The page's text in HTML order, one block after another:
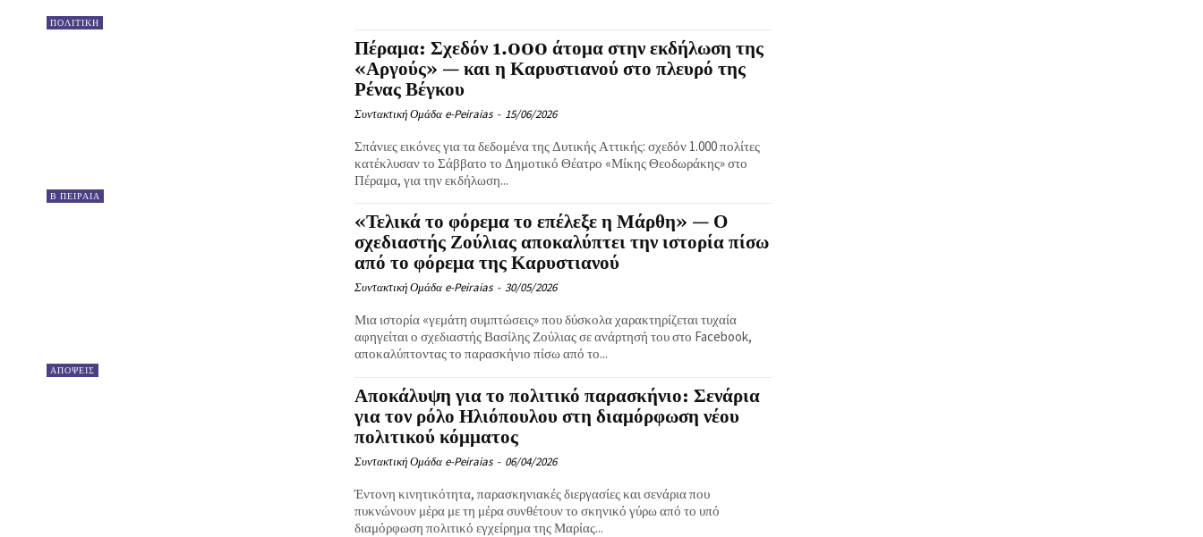
ΠΟΛΙΤΙΚΗ
Β ΠΕΙΡΑΙΑ
Πέραμα: Σχεδόν 1.000 άτομα στην εκδήλωση της
«Αργούς» — και η Καρυστιανού στο πλευρό της
Ρένας Βέγκου
Συντακτική Ομάδα e-Peiraias - 15/06/2026
Σπάνιες εικόνες για τα δεδομένα της Δυτικής Αττικής: σχεδόν 1.000 πολίτες
κατέκλυσαν το Σάββατο το Δημοτικό Θέατρο «Μίκης Θεοδωράκης» στο
Πέραμα, για την εκδήλωση...
ΑΠΟΨΕΙΣ
«Τελικά το φόρεμα το επέλεξε η Μάρθη» — Ο
σχεδιαστής Ζούλιας αποκαλύπτει την ιστορία πίσω
από το φόρεμα της Καρυστιανού
Συντακτική Ομάδα e-Peiraias - 30/05/2026
Μια ιστορία «γεμάτη συμπτώσεις» που δύσκολα χαρακτηρίζεται τυχαία
αφηγείται ο σχεδιαστής Βασίλης Ζούλιας σε ανάρτησή του στο Facebook,
αποκαλύπτοντας το παρασκήνιο πίσω από το...
Αποκάλυψη για το πολιτικό παρασκήνιο: Σενάρια
για τον ρόλο Ηλιόπουλου στη διαμόρφωση νέου
πολιτικού κόμματος
Συντακτική Ομάδα e-Peiraias - 06/04/2026
Έντονη κινητικότητα, παρασκηνιακές διεργασίες και σενάρια που
πυκνώνουν μέρα με τη μέρα συνθέτουν το σκηνικό γύρω από το υπό
διαμόρφωση πολιτικό εγχείρημα της Μαρίας...